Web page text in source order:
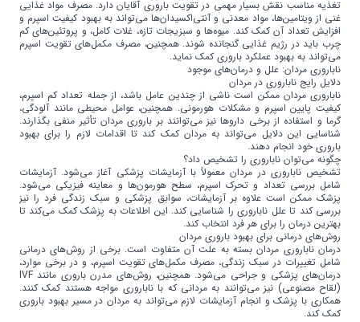
تغذیه مناسب نقش بسیار مهمی در تقویت باروری آقایان دارد. مصرف مواد غذایی
غنی از ویتامین‌ها، مواد معدنی و آنتی‌اکسیدان‌ها می‌تواند به بهبود کیفیت اسپرم و
افزایش تعداد آن کمک کند. میوه‌ها و سبزیجات تازه، غلات کامل، و پروتئین‌های کم
چرب باید در رژیم غذایی گنجانده شوند. همچنین، مصرف مکمل‌های تقویت اسپرم
می‌تواند به بهبود عملکرد باروری کمک نماید.
ناباروری مردان: علل و درمان‌های موجود
دلایل رایج ناباروری در مردان
ناباروری مردان ممکن است ناشی از چندین عامل باشد، از جمله تعداد کم اسپرم،
کیفیت پایین اسپرم و مشکلات هورمونی. همچنین، عوامل محیطی مانند آلودگی،
گرما و استفاده از برخی داروها نیز می‌توانند بر باروری مردان تأثیر منفی بگذارند.
شناسایی این دلایل می‌تواند به مردان کمک کند تا اقدامات لازم را برای بهبود
باروری خود انجام دهند.
چگونه می‌توان ناباروری را تشخیص داد؟
تشخیص ناباروری در مردان معمولاً با آزمایشات پزشکی آغاز می‌شود. آزمایشات
شامل بررسی تعداد و تحرک اسپرم، سطح هورمون‌ها و معاینه فیزیکی می‌شود.
پزشک ممکن است علاوه بر آزمایشات، سوابق پزشکی و سبک زندگی فرد را نیز
بررسی کند تا علل ناباروری را شناسایی کند. این اطلاعات به پزشک کمک می‌کند تا
بهترین درمان را برای هر فرد انتخاب کند.
روش‌های درمانی برای بهبود باروری مردان
درمان ناباروری مردان بسته به علت آن متفاوت است. برخی از روش‌های درمانی
شامل تغییرات در سبک زندگی، مصرف مکمل‌های تقویت اسپرم، و در برخی موارد،
درمان‌های پزشکی و جراحی می‌شود. همچنین، روش‌های مدرن باروری مانند IVF
(لقاح مصنوعی) نیز می‌توانند به مردانی که با ناباروری مواجه هستند کمک کنند.
همکاری با پزشک و انجام آزمایشات لازم می‌تواند به مردان در مسیر بهبود باروری
کمک کند.